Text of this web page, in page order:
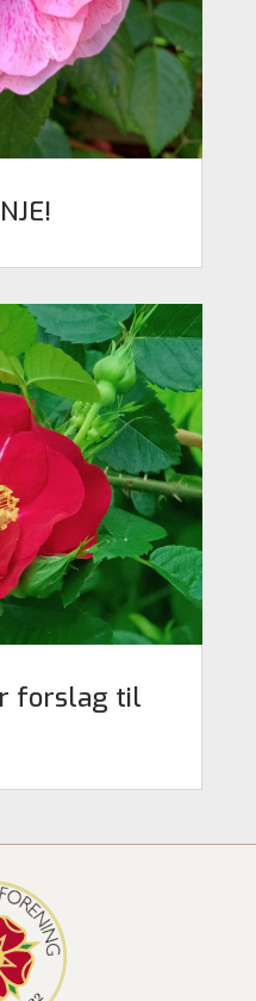
forslag til